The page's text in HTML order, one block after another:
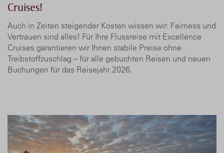
Cruises!
Auch in Zeiten steigender Kosten wissen wir: Fairness und
Vertrauen sind alles! Für Ihre Flussreise mit Excellence
Cruises garantieren wir Ihnen stabile Preise ohne
Treibstoffzuschlag – für alle gebuchten Reisen und neuen
Buchungen für das Reisejahr 2026.